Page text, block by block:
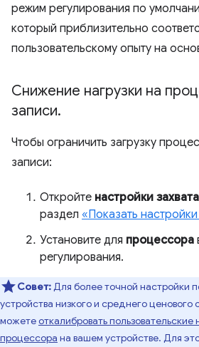
режим регулирования по
который приблизительно
пользовательскому опыту на
Снижение нагрузки на
записи.
Чтобы ограничить загрузку
записи:
Откройте настройки захвата
раздел «Показать
Установите для процессора
регулирования.
Совет:Для более точной настройки
устройства низкого и среднего ценового
можетеоткалибровать
процессора на вашем устройстве. Для